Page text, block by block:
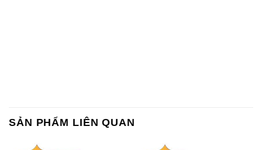
SẢN PHẨM LIÊN QUAN